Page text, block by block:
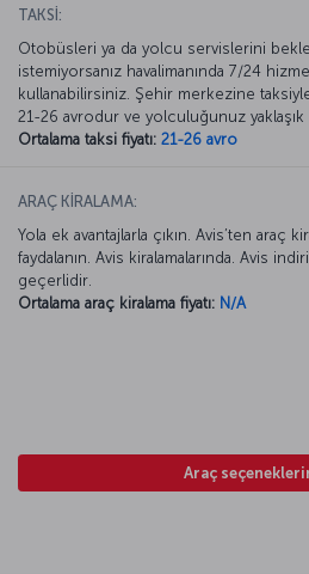
TAKSİ:
Otobüsleri ya da yolcu servislerini
istemiyorsanız havalimanında 7/24
kullanabilirsiniz. Şehir merkezine
21-26 avrodur ve yolculuğunuz yaklaşık
Ortalama taksi fiyatı: 21-26 avro
ARAÇ KİRALAMA:
Yola ek avantajlarla çıkın. Avis’ten araç
faydalanın. Avis kiralamalarında. Avis
geçerlidir.
Ortalama araç kiralama fiyatı: N/A
Araç